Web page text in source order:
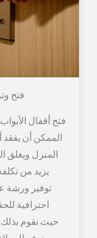
فتح
فتح أقفال
الممكن أن
المنزل ويغلق
يزيد من
توفير ورشة
احترافية
حيث نقوم